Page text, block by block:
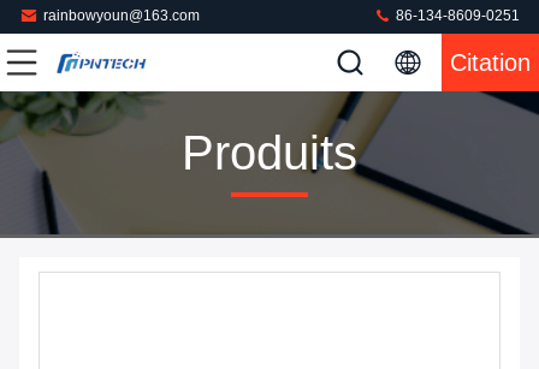
rainbowyoun@163.com 86-134-8609-0251
Citation
Produits